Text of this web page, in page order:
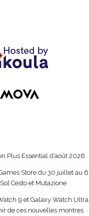
Plus Essential d’août 2026
Store du 30 juillet au 6
Cesto et Mutazione
9 et Galaxy Watch Ultra
de ces nouvelles montres